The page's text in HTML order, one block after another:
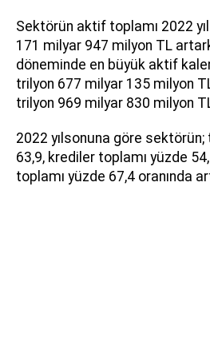
Sektörün aktif toplamı 2022
171 milyar 947 milyon TL
döneminde en büyük aktif
trilyon 677 milyar 135 milyon
trilyon 969 milyar 830 milyon
2022 yılsonuna göre
63,9, krediler toplamı yüzde
toplamı yüzde 67,4 oranında